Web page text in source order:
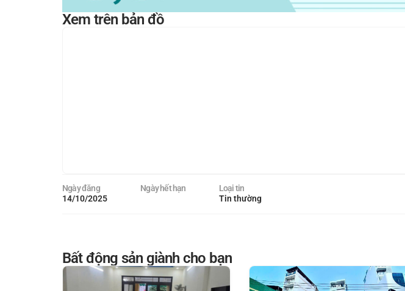
Xem trên bản đồ
Ngày đăng
14/10/2025
Ngày hết hạn
Loại tin
Tin thường
Bất động sản giành cho bạn